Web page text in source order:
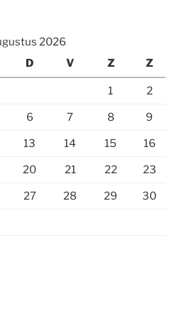
2026
D V Z Z
1 2
6 7 8 9
13 14 15 16
20 21 22 23
27 28 29 30